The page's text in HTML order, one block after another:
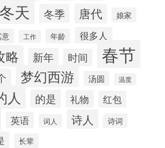
冬天 冬季 唐代 娘家
工作 年龄 很多人
略 新年 时间 春节
梦幻西游 汤圆 温度
人 的是 礼物 红包
英语 词人 诗人 诗词
长辈